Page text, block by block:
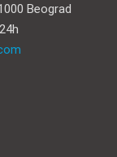
Beograd